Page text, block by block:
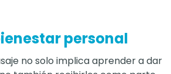
personal
no solo implica aprender a dar